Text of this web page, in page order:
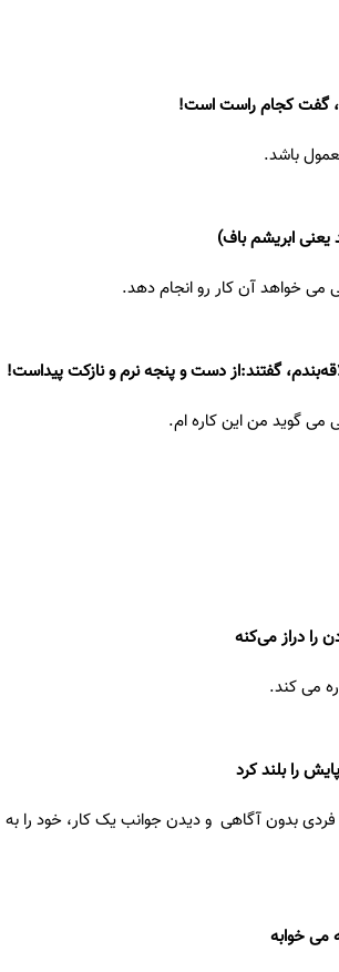
گفت کجام راست است!
باشد.
یعنی ابریشم باف)
می خواهد آن کار رو انجام دهد.
گفتند:از دست و پنجه نرم و نازکت پیداست!
می گوید من این کاره ام.
را دراز می‌کنه
می کند.
را بلند کرد
فردی بدون آگاهی و دیدن جوانب یک کار، خود را
می خوابه